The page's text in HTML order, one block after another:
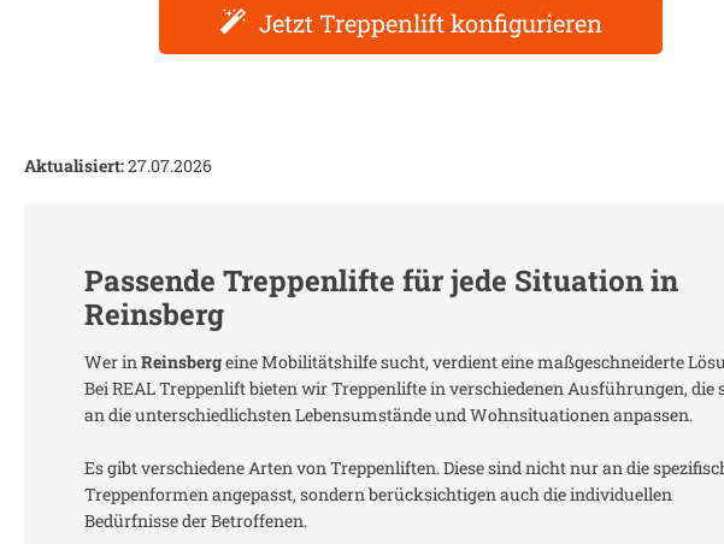
Jetzt Treppenlift konfigurieren
Aktualisiert:27.07.2026
Passende Treppenlifte für jede Situation in
Reinsberg
Wer in Reinsbergeine Mobilitätshilfe sucht, verdient eine maßgeschneiderte
Bei REAL Treppenlift bieten wir Treppenlifte in verschiedenen Ausführungen, die
an die unterschiedlichsten Lebensumstände und Wohnsituationen anpassen.
Es gibt verschiedene Arten von Treppenliften. Diese sind nicht nur an die
Treppenformen angepasst, sondern berücksichtigen auch die individuellen
Bedürfnisse der Betroffenen.